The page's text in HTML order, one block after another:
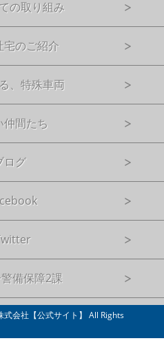
の取り組み
宅のご紹介
、特殊車両
仲間たち
ログ
備保障2課
会社【公式サイト】 All Rights